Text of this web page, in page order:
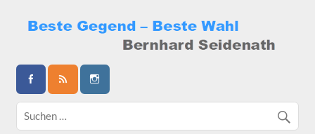
content
Bernhard Seidenath